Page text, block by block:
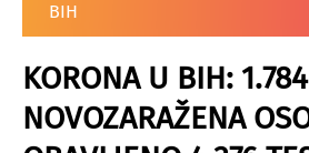
BIH
KORONA U BIH: 1.784
NOVOZARAŽENA